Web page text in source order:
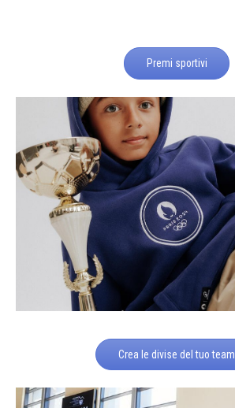
Premi sportivi
Crea le divise del tuo team